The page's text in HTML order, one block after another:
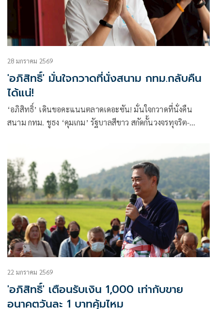
28 มกราคม 2569
'อภิสิทธิ์' มั่นใจกวาดที่นั่งสนาม กทม.กลับคืน
ได้แน่!
‘อภิสิทธิ์’ เดินขอคะแนนตลาดเดอะซัน! มั่นใจกวาดที่นั่งคืน
สนาม กทม. ชูธง ‘คุมเกม’ รัฐบาลสีขาว สกัดกั้นวงจรทุจริต-
22 มกราคม 2569
'อภิสิทธิ์' เตือนรับเงิน 1,000 เท่ากับขาย
อนาคตวันละ 1 บาทคุ้มไหม